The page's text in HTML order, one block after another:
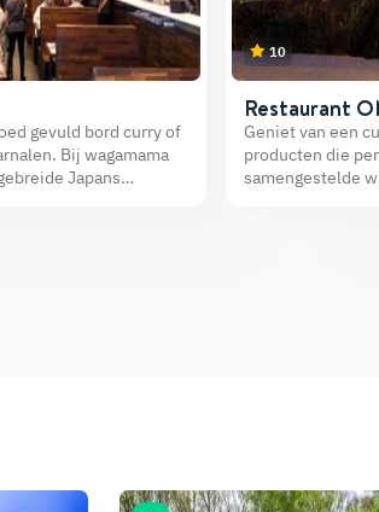
gevuld bord curry of
Bij wagamama
Japans
10
Restaurant
Geniet van een
producten die
samengestelde